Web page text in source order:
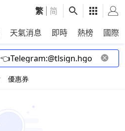
繁 简
天氣消息 即時 熱榜 國際